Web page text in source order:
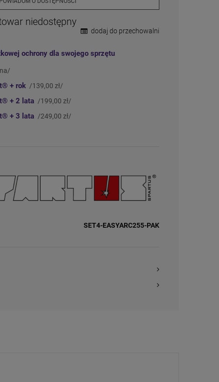
niedostępny
dodaj do przechowalni
ochrony dla swojego sprzętu
+ rok /139,00 zł/
+ 2 lata /199,00 zł/
+ 3 lata /249,00 zł/
SET4-EASYARC255-PAK